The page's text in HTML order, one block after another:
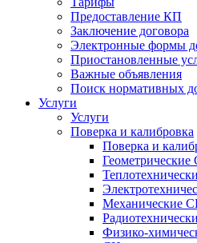
Предоставление КП
Заключение договора
Электронные формы
Приостановленные
Важные объявления
Поиск нормативных
Услуги
Услуги
Поверка и калибровка
Поверка и
Механические
Физико-